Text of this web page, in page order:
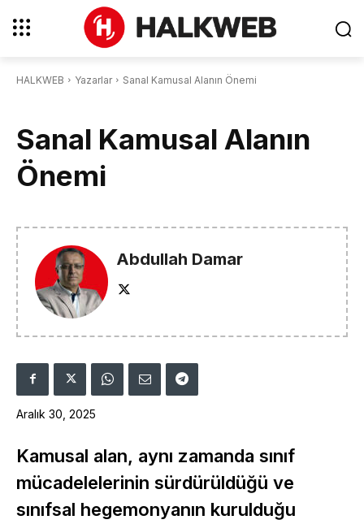
HALKWEB Yazarlar Sanal Kamusal Alanın Önemi
Sanal Kamusal Alanın
Önemi
Abdullah Damar
Aralık 30, 2025
Kamusal alan, aynı zamanda sınıf
mücadelelerinin sürdürüldüğü ve
sınıfsal hegemonyanın kurulduğu